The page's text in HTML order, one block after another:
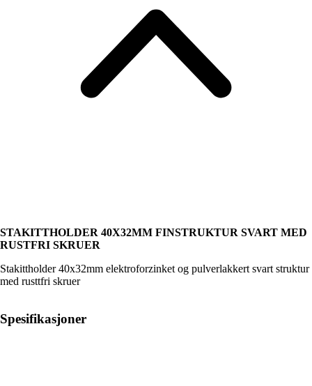
STAKITTHOLDER 40X32MM FINSTRUKTUR SVART MED
RUSTFRI SKRUER
Stakittholder 40x32mm elektroforzinket og pulverlakkert svart struktur
med rusttfri skruer
Spesifikasjoner